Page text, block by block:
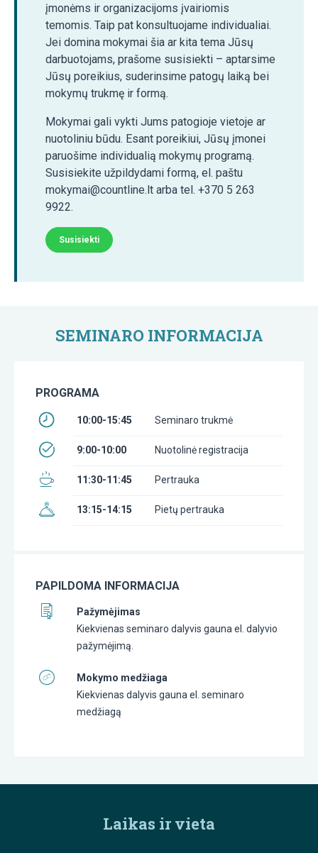
įmonėms ir organizacijoms įvairiomis
temomis. Taip pat konsultuojame individualiai.
Jei domina mokymai šia ar kita tema Jūsų
darbuotojams, prašome susisiekti – aptarsime
Jūsų poreikius, suderinsime patogų laiką bei
mokymų trukmę ir formą.
Mokymai gali vykti Jums patogioje vietoje ar
nuotoliniu būdu. Esant poreikiui, Jūsų įmonei
paruošime individualią mokymų programą.
Susisiekite užpildydami formą, el. paštu
mokymai@countline.lt arba tel. +370 5 263
9922.
Susisiekti
SEMINARO INFORMACIJA
PROGRAMA
10:00-15:45 Seminaro trukmė
9:00-10:00 Nuotolinė registracija
11:30-11:45 Pertrauka
13:15-14:15 Pietų pertrauka
PAPILDOMA INFORMACIJA
Pažymėjimas
Kiekvienas seminaro dalyvis gauna el. dalyvio
pažymėjimą.
Mokymo medžiaga
Kiekvienas dalyvis gauna el. seminaro
medžiagą
Laikas ir vieta